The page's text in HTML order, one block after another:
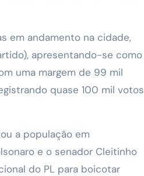
em andamento na cidade,
apresentando-se como
uma margem de 99 mil
quase 100 mil votos
a população em
e o senador Cleitinho
do PL para boicotar